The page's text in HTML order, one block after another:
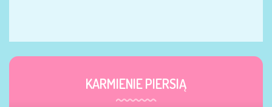
KARMIENIE PIERSIĄ